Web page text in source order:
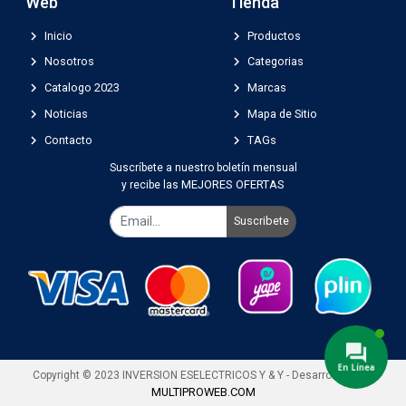
chevron_right Inicio
chevron_right Nosotros
chevron_right Catalogo 2023
chevron_right Noticias
chevron_right Contacto
chevron_right Productos
chevron_right Categorias
chevron_right Marcas
chevron_right Mapa de Sitio
chevron_right TAGs
Suscríbete a nuestro boletín mensual
y recibe las MEJORES OFERTAS
Suscribete
Copyright © 2023 INVERSION ESELECTRICOS Y & Y - Desarrollado por
MULTIPROWEB.COM